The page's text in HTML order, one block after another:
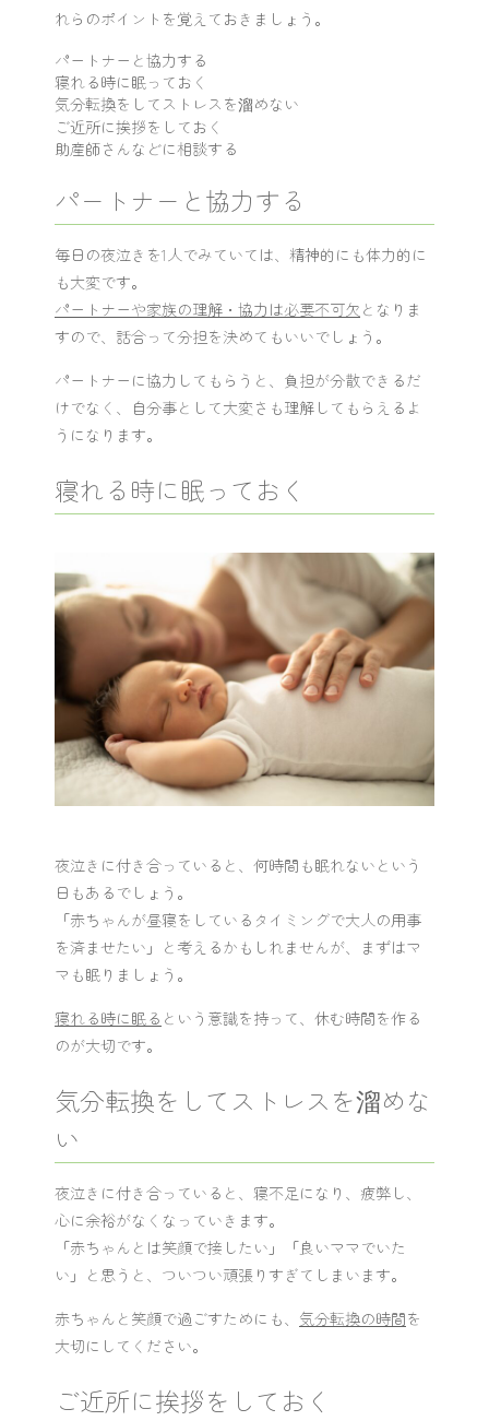
れらのポイントを覚えておきましょう。
パートナーと協力する
寝れる時に眠っておく
気分転換をしてストレスを溜めない
ご近所に挨拶をしておく
助産師さんなどに相談する
パートナーと協力する
毎日の夜泣きを1人でみていては、精神的にも体力的に
も大変です。
パートナーや家族の理解・協力は必要不可欠 となりま
すので、話合って分担を決めてもいいでしょう。
パートナーに協力してもらうと、負担が分散できるだ
けでなく、自分事として大変さも理解してもらえるよ
うになります。
寝れる時に眠っておく
夜泣きに付き合っていると、何時間も眠れないという
日もあるでしょう。
「赤ちゃんが昼寝をしているタイミングで大人の用事
を済ませたい」と考えるかもしれませんが、まずはマ
マも眠りましょう。
寝れる時に眠る という意識を持って、休む時間を作る
のが大切です。
気分転換をしてストレスを溜めな
い
夜泣きに付き合っていると、寝不足になり、疲弊し、
心に余裕がなくなっていきます。
「赤ちゃんとは笑顔で接したい」「良いママでいた
い」と思うと、ついつい頑張りすぎてしまいます。
赤ちゃんと笑顔で過ごすためにも、 気分転換の時間を
大切にしてください。
ご近所に挨拶をしておく